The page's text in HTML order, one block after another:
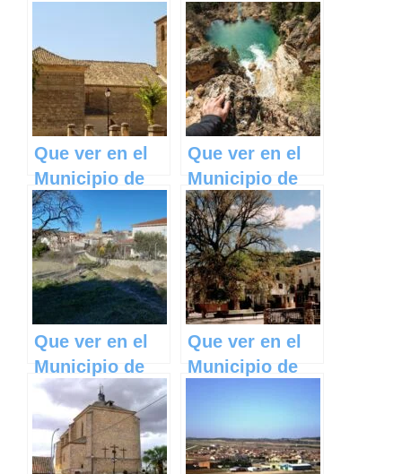
La Mancha
Motilla del
Palancar en
Castilla La
Mancha
Que ver en el
Municipio de
Barchín del
Hoyo en
Castilla La
Mancha
Que ver en el
Municipio de
Enguídanos en
Castilla La
Mancha
Que ver en el
Municipio de
Escamilla en
Castilla La
Mancha
Que ver en el
Municipio de
Pareja en
Mancha